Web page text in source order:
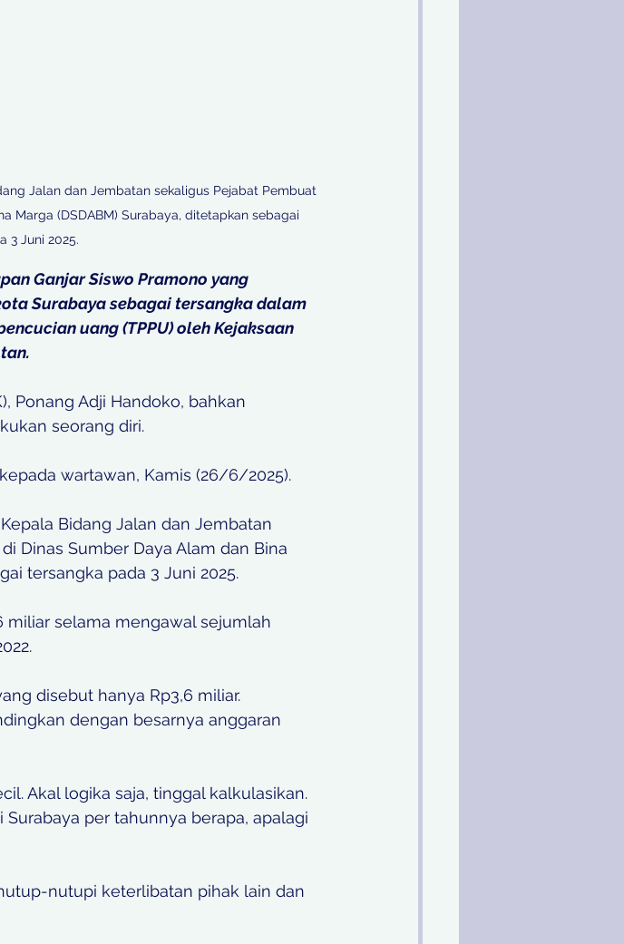
Jalan dan Jembatan sekaligus Pejabat Pembuat
Marga (DSDABM) Surabaya, ditetapkan sebagai
3 Juni 2025.
Ganjar Siswo Pramono yang
Surabaya sebagai tersangka dalam
uang (TPPU) oleh Kejaksaan
Ponang Adji Handoko, bahkan
seorang diri.
wartawan, Kamis (26/6/2025).
Bidang Jalan dan Jembatan
Dinas Sumber Daya Alam dan Bina
tersangka pada 3 Juni 2025.
miliar selama mengawal sejumlah
disebut hanya Rp3,6 miliar.
dengan besarnya anggaran
Akal logika saja, tinggal kalkulasikan.
per tahunnya berapa, apalagi
nutupi keterlibatan pihak lain dan